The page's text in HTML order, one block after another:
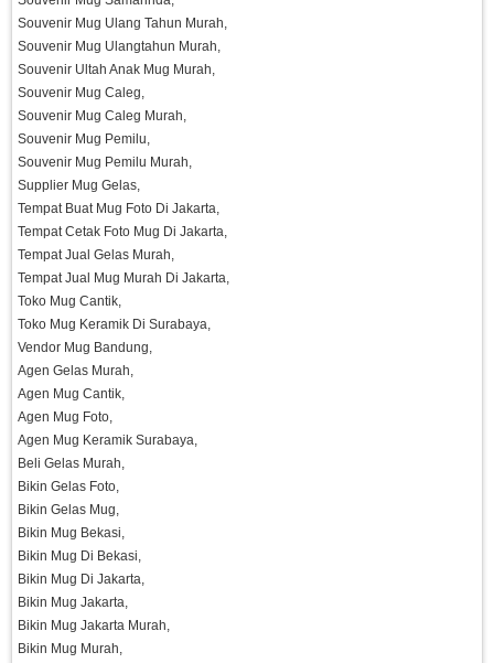
Souvenir Mug Ulang Tahun Murah,
Souvenir Mug Ulangtahun Murah,
Souvenir Ultah Anak Mug Murah,
Souvenir Mug Caleg,
Souvenir Mug Caleg Murah,
Souvenir Mug Pemilu,
Souvenir Mug Pemilu Murah,
Supplier Mug Gelas,
Tempat Buat Mug Foto Di Jakarta,
Tempat Cetak Foto Mug Di Jakarta,
Tempat Jual Gelas Murah,
Tempat Jual Mug Murah Di Jakarta,
Toko Mug Cantik,
Toko Mug Keramik Di Surabaya,
Vendor Mug Bandung,
Agen Gelas Murah,
Agen Mug Cantik,
Agen Mug Foto,
Agen Mug Keramik Surabaya,
Beli Gelas Murah,
Bikin Gelas Foto,
Bikin Gelas Mug,
Bikin Mug Bekasi,
Bikin Mug Di Bekasi,
Bikin Mug Di Jakarta,
Bikin Mug Jakarta,
Bikin Mug Jakarta Murah,
Bikin Mug Murah,